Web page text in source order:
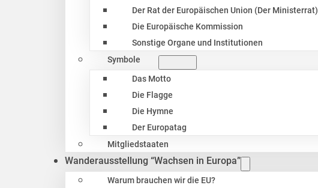
Der Rat der Europäischen Union (Der Ministerrat)
Die Europäische Kommission
Sonstige Organe und Institutionen
Symbole
Das Motto
Die Flagge
Die Hymne
Der Europatag
Mitgliedstaaten
Wanderausstellung “Wachsen in Europa”
Warum brauchen wir die EU?